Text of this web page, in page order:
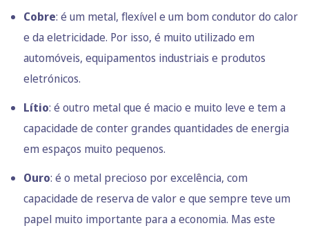
Cobre: é um metal, flexível e um bom condutor do calor
e da eletricidade. Por isso, é muito utilizado em
automóveis, equipamentos industriais e produtos
eletrónicos.
Lítio: é outro metal que é macio e muito leve e tem a
capacidade de conter grandes quantidades de energia
em espaços muito pequenos.
Ouro: é o metal precioso por excelência, com
capacidade de reserva de valor e que sempre teve um
papel muito importante para a economia. Mas este